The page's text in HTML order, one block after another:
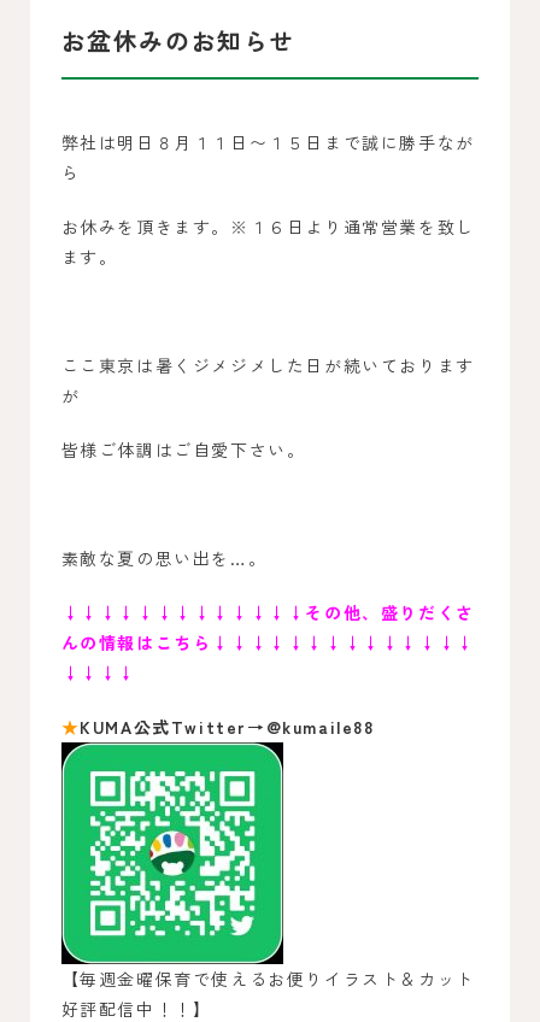
お盆休みのお知らせ
弊社は明日８月１１日〜１５日まで誠に勝手なが
ら
お休みを頂きます。※１６日より通常営業を致し
ます。
ここ東京は暑くジメジメした日が続いております
が
皆様ご体調はご自愛下さい。
素敵な夏の思い出を…。
↓↓↓↓↓↓↓↓↓↓↓↓↓ その他、盛りだくさ
んの情報はこちら↓↓↓↓↓↓↓↓↓↓↓↓↓↓
↓↓↓↓
★KUMA公式Twitter→@kumaile88
【毎週金曜保育で使えるお便りイラスト＆カット
好評配信中！！】